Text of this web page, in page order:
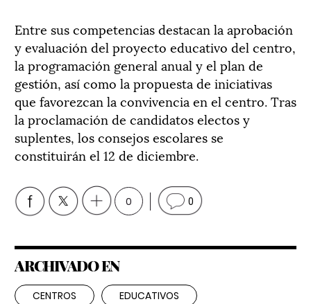
Entre sus competencias destacan la aprobación
y evaluación del proyecto educativo del centro,
la programación general anual y el plan de
gestión, así como la propuesta de iniciativas
que favorezcan la convivencia en el centro. Tras
la proclamación de candidatos electos y
suplentes, los consejos escolares se
constituirán el 12 de diciembre.
0 0
ARCHIVADO EN
CENTROS EDUCATIVOS